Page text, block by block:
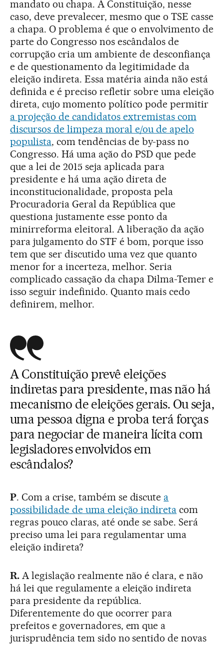
mandato ou chapa. A Constituição, nesse
caso, deve prevalecer, mesmo que o TSE casse
a chapa. O problema é que o envolvimento de
parte do Congresso nos escândalos de
corrupção cria um ambiente de desconfiança
e de questionamento da legitimidade da
eleição indireta. Essa matéria ainda não está
definida e é preciso refletir sobre uma eleição
direta, cujo momento político pode permitir
a projeção de candidatos extremistas com
discursos de limpeza moral e/ou de apelo
populista, com tendências de by-pass no
Congresso. Há uma ação do PSD que pede
que a lei de 2015 seja aplicada para
presidente e há uma ação direta de
inconstitucionalidade, proposta pela
Procuradoria Geral da República que
questiona justamente esse ponto da
minirreforma eleitoral. A liberação da ação
para julgamento do STF é bom, porque isso
tem que ser discutido uma vez que quanto
menor for a incerteza, melhor. Seria
complicado cassação da chapa Dilma-Temer e
isso seguir indefinido. Quanto mais cedo
definirem, melhor.
A Constituição prevê eleições
indiretas para presidente, mas não há
mecanismo de eleições gerais. Ou seja,
uma pessoa digna e proba terá forças
para negociar de maneira lícita com
legisladores envolvidos em
escândalos?
P. Com a crise, também se discute a
possibilidade de uma eleição indireta com
regras pouco claras, até onde se sabe. Será
preciso uma lei para regulamentar uma
eleição indireta?
R.A legislação realmente não é clara, e não
há lei que regulamente a eleição indireta
para presidente da república.
Diferentemente do que ocorrer para
prefeitos e governadores, em que a
jurisprudência tem sido no sentido de novas